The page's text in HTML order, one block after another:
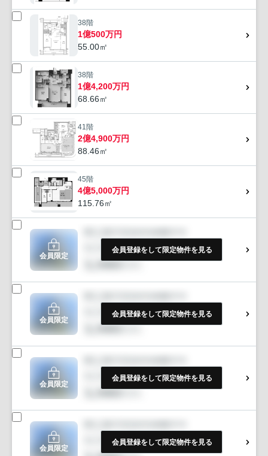
38階
1億500万円
55.00㎡
38階
1億4,200万円
68.66㎡
41階
2億4,900万円
88.46㎡
45階
4億5,000万円
115.76㎡
会員限定
会員登録をして限定物件を見る
会員限定
会員登録をして限定物件を見る
会員限定
会員登録をして限定物件を見る
会員限定
会員登録をして限定物件を見る